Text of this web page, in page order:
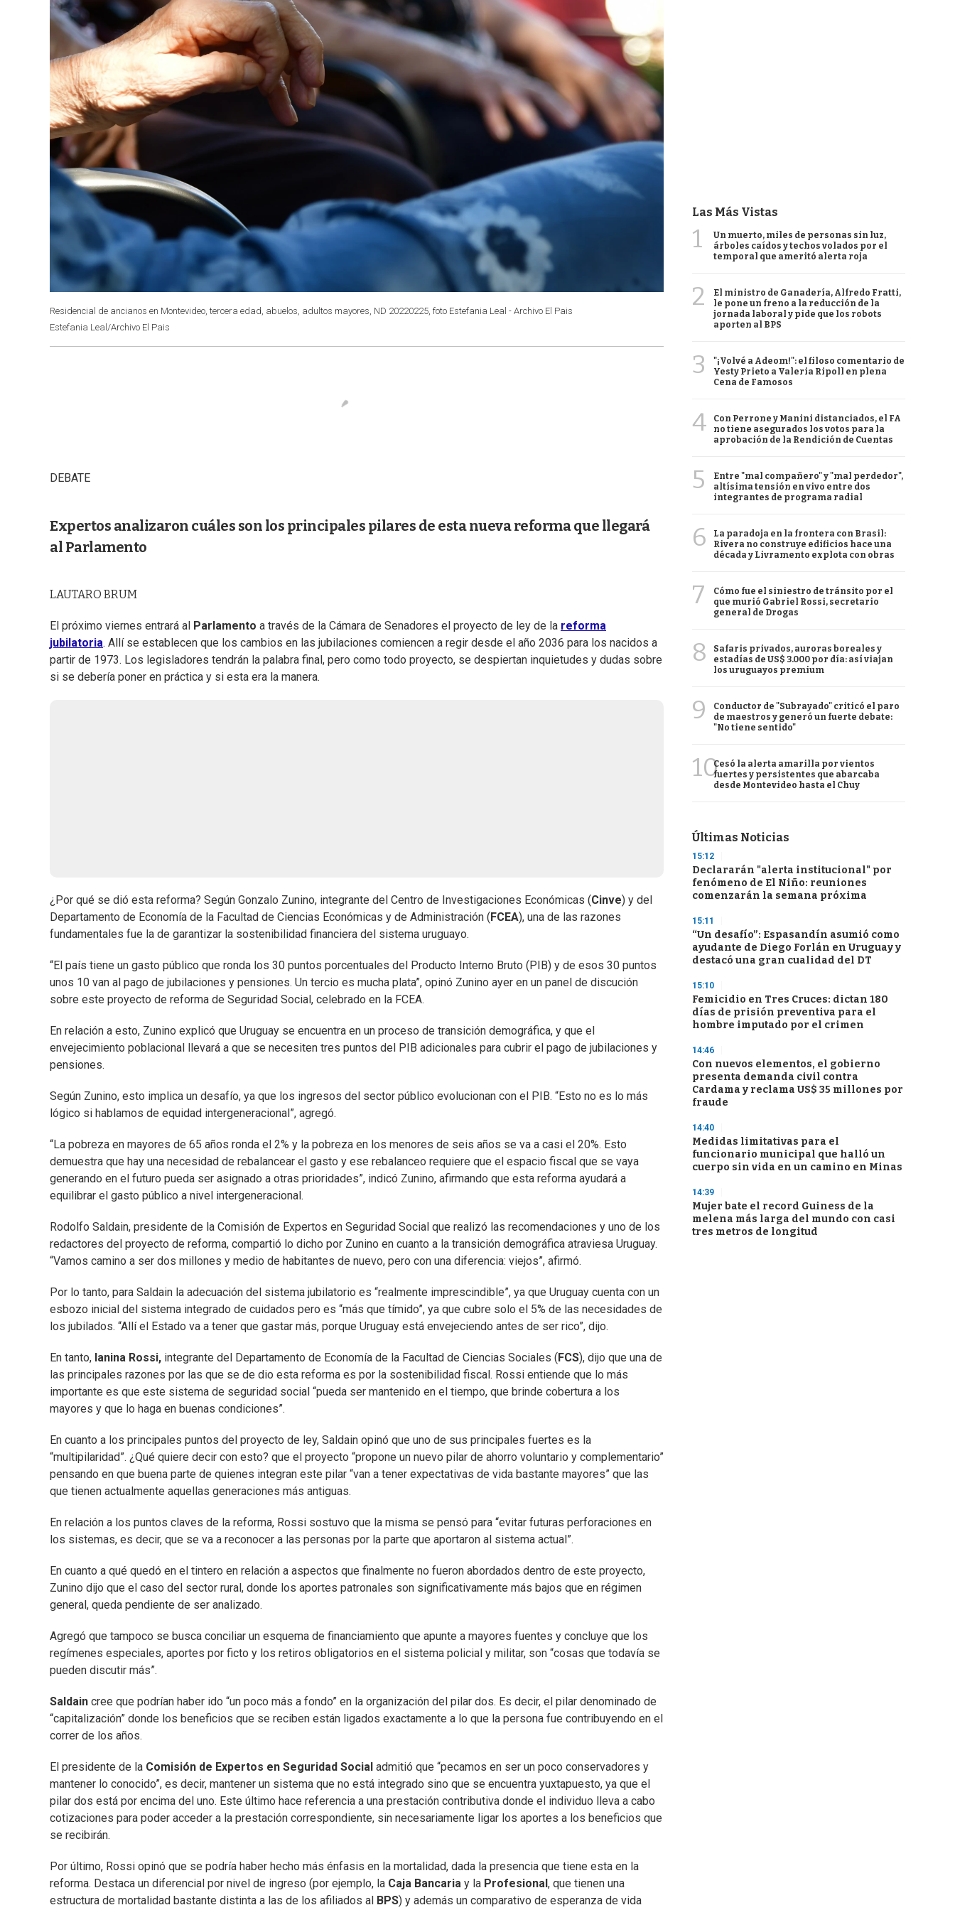
Residencial de ancianos en Montevideo, tercera edad, abuelos, adultos mayores, ND 20220225, foto Estefania Leal - Archivo El Pais
Estefania Leal/Archivo El Pais
DEBATE
Expertos analizaron cuáles son los principales pilares de esta nueva reforma que llegará
al Parlamento
LAUTARO BRUM
El próximo viernes entrará al Parlamento a través de la Cámara de Senadores el proyecto de ley de la reforma
jubilatoria. Allí se establecen que los cambios en las jubilaciones comiencen a regir desde el año 2036 para los nacidos a
partir de 1973. Los legisladores tendrán la palabra final, pero como todo proyecto, se despiertan inquietudes y dudas sobre
si se debería poner en práctica y si esta era la manera.
¿Por qué se dió esta reforma? Según Gonzalo Zunino, integrante del Centro de Investigaciones Económicas (Cinve) y del
Departamento de Economía de la Facultad de Ciencias Económicas y de Administración ( FCEA), una de las razones
fundamentales fue la de garantizar la sostenibilidad financiera del sistema uruguayo.
“El país tiene un gasto público que ronda los 30 puntos porcentuales del Producto Interno Bruto (PIB) y de esos 30 puntos
unos 10 van al pago de jubilaciones y pensiones. Un tercio es mucha plata”, opinó Zunino ayer en un panel de discución
sobre este proyecto de reforma de Seguridad Social, celebrado en la FCEA.
En relación a esto, Zunino explicó que Uruguay se encuentra en un proceso de transición demográfica, y que el
envejecimiento poblacional llevará a que se necesiten tres puntos del PIB adicionales para cubrir el pago de jubilaciones y
pensiones.
Según Zunino, esto implica un desafío, ya que los ingresos del sector público evolucionan con el PIB. “Esto no es lo más
lógico si hablamos de equidad intergeneracional”, agregó.
“La pobreza en mayores de 65 años ronda el 2% y la pobreza en los menores de seis años se va a casi el 20%. Esto
demuestra que hay una necesidad de rebalancear el gasto y ese rebalanceo requiere que el espacio fiscal que se vaya
generando en el futuro pueda ser asignado a otras prioridades”, indicó Zunino, afirmando que esta reforma ayudará a
equilibrar el gasto público a nivel intergeneracional.
Rodolfo Saldain, presidente de la Comisión de Expertos en Seguridad Social que realizó las recomendaciones y uno de los
redactores del proyecto de reforma, compartió lo dicho por Zunino en cuanto a la transición demográfica atraviesa Uruguay.
“Vamos camino a ser dos millones y medio de habitantes de nuevo, pero con una diferencia: viejos”, afirmó.
Por lo tanto, para Saldain la adecuación del sistema jubilatorio es “realmente imprescindible”, ya que Uruguay cuenta con un
esbozo inicial del sistema integrado de cuidados pero es “más que tímido”, ya que cubre solo el 5% de las necesidades de
los jubilados. “Allí el Estado va a tener que gastar más, porque Uruguay está envejeciendo antes de ser rico”, dijo.
En tanto, Ianina Rossi, integrante del Departamento de Economía de la Facultad de Ciencias Sociales ( FCS), dijo que una de
las principales razones por las que se de dio esta reforma es por la sostenibilidad fiscal. Rossi entiende que lo más
importante es que este sistema de seguridad social “pueda ser mantenido en el tiempo, que brinde cobertura a los
mayores y que lo haga en buenas condiciones”.
En cuanto a los principales puntos del proyecto de ley, Saldain opinó que uno de sus principales fuertes es la
“multipilaridad”. ¿Qué quiere decir con esto? que el proyecto “propone un nuevo pilar de ahorro voluntario y complementario”
pensando en que buena parte de quienes integran este pilar “van a tener expectativas de vida bastante mayores” que las
que tienen actualmente aquellas generaciones más antiguas.
En relación a los puntos claves de la reforma, Rossi sostuvo que la misma se pensó para “evitar futuras perforaciones en
los sistemas, es decir, que se va a reconocer a las personas por la parte que aportaron al sistema actual”.
En cuanto a qué quedó en el tintero en relación a aspectos que finalmente no fueron abordados dentro de este proyecto,
Zunino dijo que el caso del sector rural, donde los aportes patronales son significativamente más bajos que en régimen
general, queda pendiente de ser analizado.
Agregó que tampoco se busca conciliar un esquema de financiamiento que apunte a mayores fuentes y concluye que los
regímenes especiales, aportes por ficto y los retiros obligatorios en el sistema policial y militar, son “cosas que todavía se
pueden discutir más”.
Saldain cree que podrían haber ido “un poco más a fondo” en la organización del pilar dos. Es decir, el pilar denominado de
“capitalización” donde los beneficios que se reciben están ligados exactamente a lo que la persona fue contribuyendo en el
correr de los años.
El presidente de la Comisión de Expertos en Seguridad Social admitió que “pecamos en ser un poco conservadores y
mantener lo conocido”, es decir, mantener un sistema que no está integrado sino que se encuentra yuxtapuesto, ya que el
pilar dos está por encima del uno. Este último hace referencia a una prestación contributiva donde el individuo lleva a cabo
cotizaciones para poder acceder a la prestación correspondiente, sin necesariamente ligar los aportes a los beneficios que
se recibirán.
Por último, Rossi opinó que se podría haber hecho más énfasis en la mortalidad, dada la presencia que tiene esta en la
reforma. Destaca un diferencial por nivel de ingreso (por ejemplo, la Caja Bancaria y la Profesional , que tienen una
estructura de mortalidad bastante distinta a las de los afiliados al BPS) y además un comparativo de esperanza de vida
Las Más Vistas
1
Un muerto, miles de personas sin luz,
árboles caídos y techos volados por el
temporal que ameritó alerta roja
2
El ministro de Ganadería, Alfredo Fratti,
le pone un freno a la reducción de la
jornada laboral y pide que los robots
aporten al BPS
3
"¡Volvé a Adeom!": el filoso comentario de
Yesty Prieto a Valeria Ripoll en plena
Cena de Famosos
4
Con Perrone y Manini distanciados, el FA
no tiene asegurados los votos para la
aprobación de la Rendición de Cuentas
5
Entre "mal compañero" y "mal perdedor",
altísima tensión en vivo entre dos
integrantes de programa radial
6
La paradoja en la frontera con Brasil:
Rivera no construye edificios hace una
década y Livramento explota con obras
7
Cómo fue el siniestro de tránsito por el
que murió Gabriel Rossi, secretario
general de Drogas
8
Safaris privados, auroras boreales y
estadías de US$ 3.000 por día: así viajan
los uruguayos premium
9
Conductor de "Subrayado" criticó el paro
de maestros y generó un fuerte debate:
"No tiene sentido"
10Cesó la alerta amarilla por vientos
fuertes y persistentes que abarcaba
desde Montevideo hasta el Chuy
Últimas Noticias
15:12
Declararán "alerta institucional" por
fenómeno de El Niño: reuniones
comenzarán la semana próxima
15:11
“Un desafío”: Espasandín asumió como
ayudante de Diego Forlán en Uruguay y
destacó una gran cualidad del DT
15:10
Femicidio en Tres Cruces: dictan 180
días de prisión preventiva para el
hombre imputado por el crimen
14:46
Con nuevos elementos, el gobierno
presenta demanda civil contra
Cardama y reclama US$ 35 millones por
fraude
14:40
Medidas limitativas para el
funcionario municipal que halló un
cuerpo sin vida en un camino en Minas
14:39
Mujer bate el record Guiness de la
melena más larga del mundo con casi
tres metros de longitud